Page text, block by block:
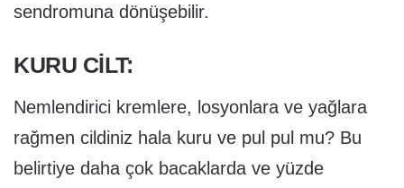
sendromuna dönüşebilir.
KURU CILT:
Nemlendirici kremlere, losyonlara ve yağlara
rağmen cildiniz hala kuru ve pul pul mu? Bu
belirtiye daha çok bacaklarda ve yüzde